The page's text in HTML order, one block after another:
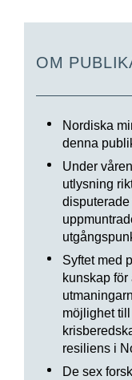
OM
Nordiska
denna
Under
utlysning
Syftet med
kunskap för
möjlighet
resiliens i
De sex